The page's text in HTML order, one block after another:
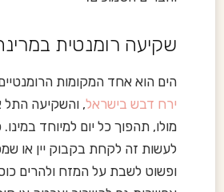
שקיעה רומנטית
הים הוא אחד המקומות
ירח דבש בישראל, והשקיעה
מולו, תהפוך כל יום למיוחד
לעשות זה לקחת בקבוק יין או
ופשוט לשבת על המזח ולהרים